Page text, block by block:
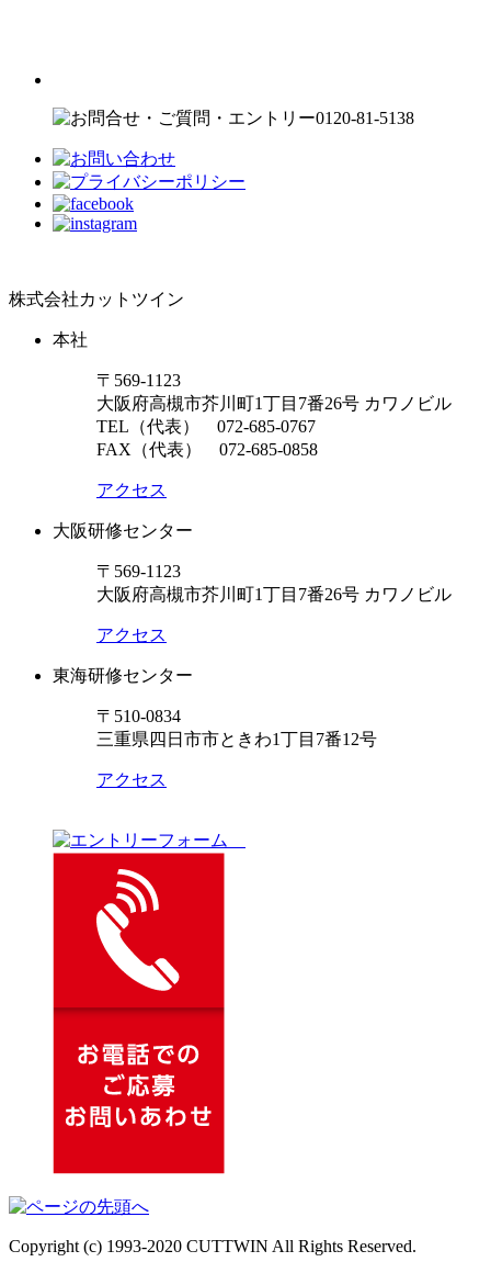
株式会社カットツイン
本社
〒569-1123
大阪府高槻市芥川町1丁目7番26号 カワノビル
TEL（代表） 072-685-0767
FAX（代表） 072-685-0858
アクセス
大阪研修センター
〒569-1123
大阪府高槻市芥川町1丁目7番26号 カワノビル
アクセス
東海研修センター
〒510-0834
三重県四日市市ときわ1丁目7番12号
アクセス
Copyright (c) 1993-2020 CUTTWIN All Rights Reserved.